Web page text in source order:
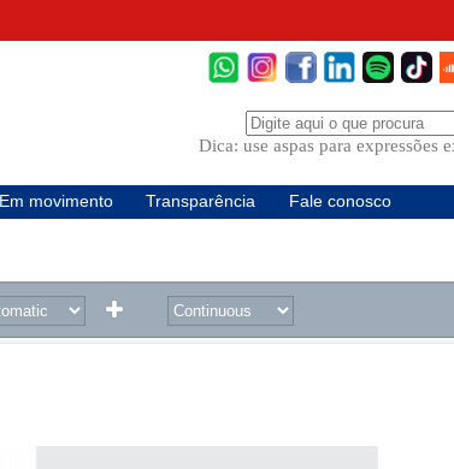
Dica: use aspas para expressões
Em movimento Transparência Fale conosco